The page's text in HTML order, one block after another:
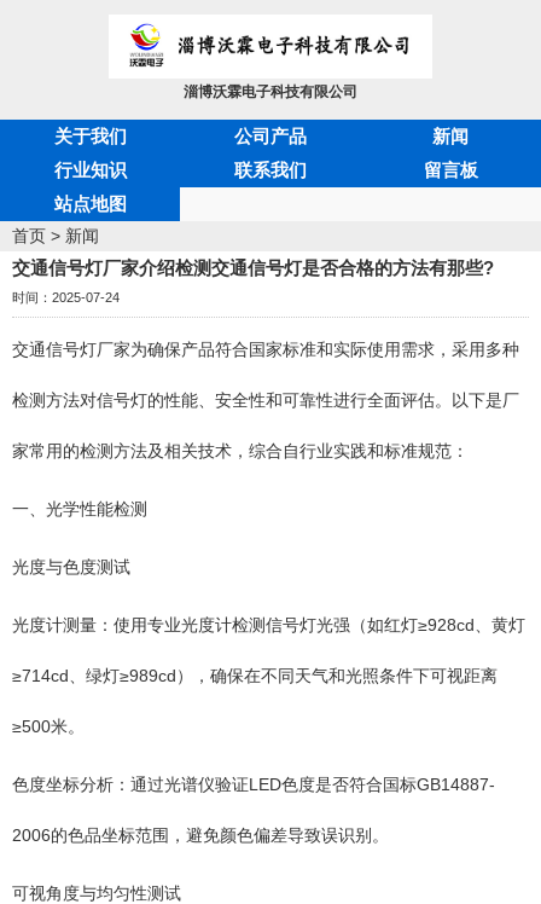
淄博沃霖电子科技有限公司
关于我们 公司产品
新闻
行业知识
联系我们
留言板
站点地图
首页 > 新闻
交通信号灯厂家介绍检测交通信号灯是否合格的方法有那些?
时间：2025-07-24
交通信号灯厂家为确保产品符合国家标准和实际使用需求，采用多种
检测方法对信号灯的性能、安全性和可靠性进行全面评估。以下是厂
家常用的检测方法及相关技术，综合自行业实践和标准规范：
一、光学性能检测
光度与色度测试
光度计测量：使用专业光度计检测信号灯光强（如红灯≥928cd、黄灯
≥714cd、绿灯≥989cd），确保在不同天气和光照条件下可视距离
≥500米。
色度坐标分析：通过光谱仪验证LED色度是否符合国标GB14887-
2006的色品坐标范围，避免颜色偏差导致误识别。
可视角度与均匀性测试